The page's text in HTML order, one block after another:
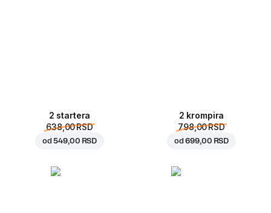
2 startera
638,00 RSD
od549,00 RSD
2 krompira
798,00 RSD
od699,00 RSD